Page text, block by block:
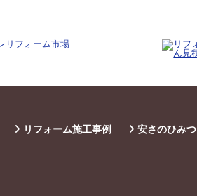
リフォーム施工事例 安さのひみつ